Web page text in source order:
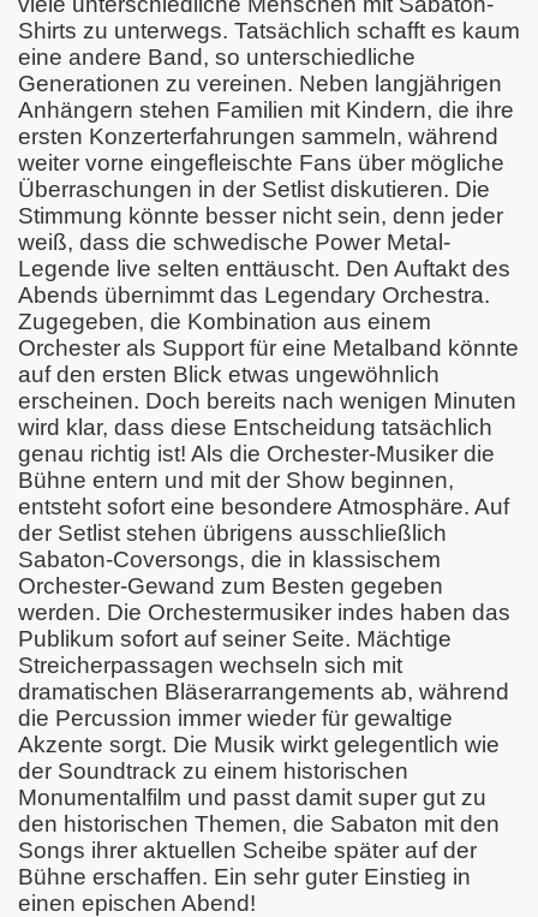
Shirts zu unterwegs. Tatsächlich schafft es kaum
eine andere Band, so unterschiedliche
Generationen zu vereinen. Neben langjährigen
Anhängern stehen Familien mit Kindern, die ihre
ersten Konzerterfahrungen sammeln, während
weiter vorne eingefleischte Fans über mögliche
Überraschungen in der Setlist diskutieren. Die
Stimmung könnte besser nicht sein, denn jeder
weiß, dass die schwedische Power Metal-
Legende live selten enttäuscht. Den Auftakt des
Abends übernimmt das Legendary Orchestra.
Zugegeben, die Kombination aus einem
Orchester als Support für eine Metalband könnte
auf den ersten Blick etwas ungewöhnlich
erscheinen. Doch bereits nach wenigen Minuten
wird klar, dass diese Entscheidung tatsächlich
genau richtig ist! Als die Orchester-Musiker die
Bühne entern und mit der Show beginnen,
entsteht sofort eine besondere Atmosphäre. Auf
der Setlist stehen übrigens ausschließlich
Sabaton-Coversongs, die in klassischem
Orchester-Gewand zum Besten gegeben
werden. Die Orchestermusiker indes haben das
Publikum sofort auf seiner Seite. Mächtige
Streicherpassagen wechseln sich mit
dramatischen Bläserarrangements ab, während
die Percussion immer wieder für gewaltige
Akzente sorgt. Die Musik wirkt gelegentlich wie
der Soundtrack zu einem historischen
Monumentalfilm und passt damit super gut zu
den historischen Themen, die Sabaton mit den
Songs ihrer aktuellen Scheibe später auf der
Bühne erschaffen. Ein sehr guter Einstieg in
einen epischen Abend!
Oberhausen 2025